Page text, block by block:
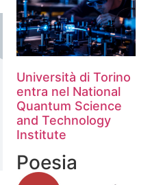
Università di Torino
entra nel National
Quantum Science
and Technology
Institute
Poesia